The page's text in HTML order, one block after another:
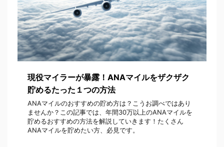
現役マイラーが暴露！ANAマイルをザクザク
貯めるたった１つの方法
ANAマイルのおすすめの貯め方は？こうお調べではあり
ませんか？この記事では、年間30万以上のANAマイルを
貯めるおすすめの方法を解説していきます！たくさん
ANAマイルを貯めたい方、必見です。